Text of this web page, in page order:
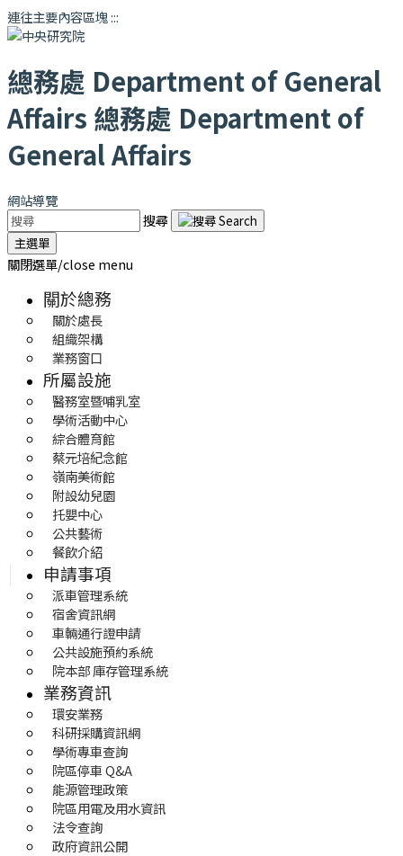
連往主要內容區塊:::
總務處 Department of General
Affairs 總務處 Department of
General Affairs
網站導覽
搜尋
主選單
關閉選單/close menu
關於總務
關於處長
組織架構
業務窗口
所屬設施
醫務室暨哺乳室
學術活動中心
綜合體育館
蔡元培紀念館
嶺南美術館
附設幼兒園
托嬰中心
公共藝術
餐飲介紹
申請事項
派車管理系統
宿舍資訊網
車輛通行證申請
公共設施預約系統
院本部 庫存管理系統
業務資訊
環安業務
科研採購資訊網
學術專車查詢
院區停車 Q&A
能源管理政策
院區用電及用水資訊
法令查詢
政府資訊公開